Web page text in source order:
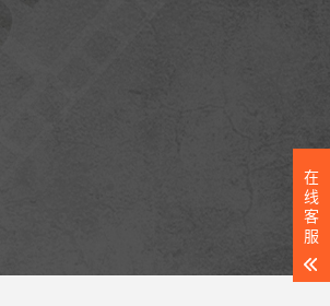
在
线
客
服